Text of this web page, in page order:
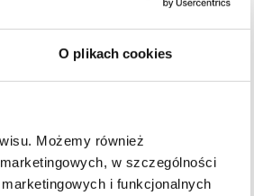
O plikach cookies
Możemy również
w szczególności
i funkcjonalnych